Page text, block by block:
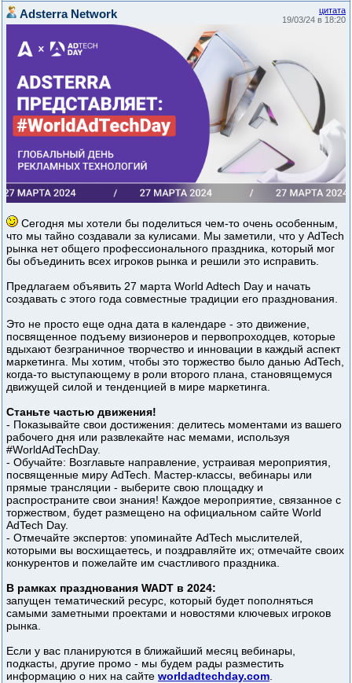
цитата
19/03/24 в 18:20
Adsterra Network
Сегодня мы хотели бы поделиться чем-то очень особенным,
что мы тайно создавали за кулисами. Мы заметили, что у AdTech
рынка нет общего профессионального праздника, который мог
бы объединить всех игроков рынка и решили это исправить.
Предлагаем объявить 27 марта World Adtech Day и начать
создавать с этого года совместные традиции его празднования.
Это не просто еще одна дата в календаре - это движение,
посвященное подъему визионеров и первопроходцев, которые
вдыхают безграничное творчество и инновации в каждый аспект
маркетинга. Мы хотим, чтобы это торжество было данью AdTech,
когда-то выступающему в роли второго плана, становящемуся
движущей силой и тенденцией в мире маркетинга.
Станьте частью движения!
- Показывайте свои достижения: делитесь моментами из вашего
рабочего дня или развлекайте нас мемами, используя
#WorldAdTechDay.
- Обучайте: Возглавьте направление, устраивая мероприятия,
посвященные миру AdTech. Мастер-классы, вебинары или
прямые трансляции - выберите свою площадку и
распространите свои знания! Каждое мероприятие, связанное с
торжеством, будет размещено на официальном сайте World
AdTech Day.
- Отмечайте экспертов: упоминайте AdTech мыслителей,
которыми вы восхищаетесь, и поздравляйте их; отмечайте своих
конкурентов и пожелайте им счастливого праздника.
В рамках празднования WADT в 2024:
запущен тематический ресурс, который будет пополняться
самыми заметными проектами и новостями ключевых игроков
рынка.
Если у вас планируются в ближайший месяц вебинары,
подкасты, другие промо - мы будем рады разместить
информацию о них на сайте worldadtechday.com